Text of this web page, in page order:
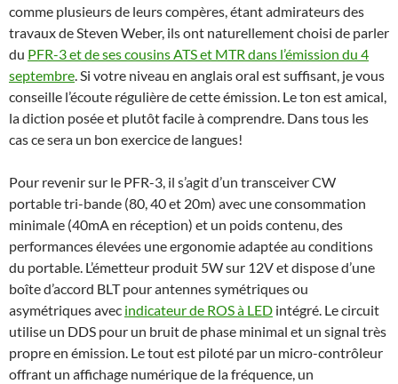
comme plusieurs de leurs compères, étant admirateurs des
travaux de Steven Weber, ils ont naturellement choisi de parler
du PFR-3 et de ses cousins ATS et MTR dans l’émission du 4
septembre. Si votre niveau en anglais oral est suffisant, je vous
conseille l’écoute régulière de cette émission. Le ton est amical,
la diction posée et plutôt facile à comprendre. Dans tous les
cas ce sera un bon exercice de langues!
Pour revenir sur le PFR-3, il s’agit d’un transceiver CW
portable tri-bande (80, 40 et 20m) avec une consommation
minimale (40mA en réception) et un poids contenu, des
performances élevées une ergonomie adaptée au conditions
du portable. L’émetteur produit 5W sur 12V et dispose d’une
boîte d’accord BLT pour antennes symétriques ou
asymétriques avec indicateur de ROS à LED intégré. Le circuit
utilise un DDS pour un bruit de phase minimal et un signal très
propre en émission. Le tout est piloté par un micro-contrôleur
offrant un affichage numérique de la fréquence, un